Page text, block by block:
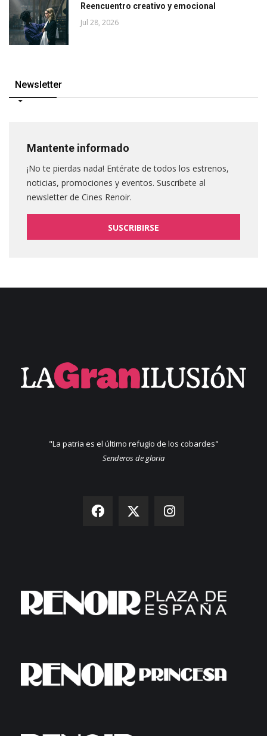
Reencuentro creativo y emocional
Jul 28, 2026
Newsletter
Mantente informado
¡No te pierdas nada! Entérate de todos los estrenos,
noticias, promociones y eventos. Suscribete al
newsletter de Cines Renoir.
SUSCRIBIRSE
"La patria es el último refugio de los cobardes"
Senderos de gloria